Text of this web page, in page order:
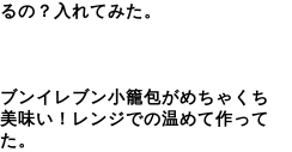
の？入れてみた。
ンイレブン小籠包がめちゃくち
味い！レンジでの温めて作って
。